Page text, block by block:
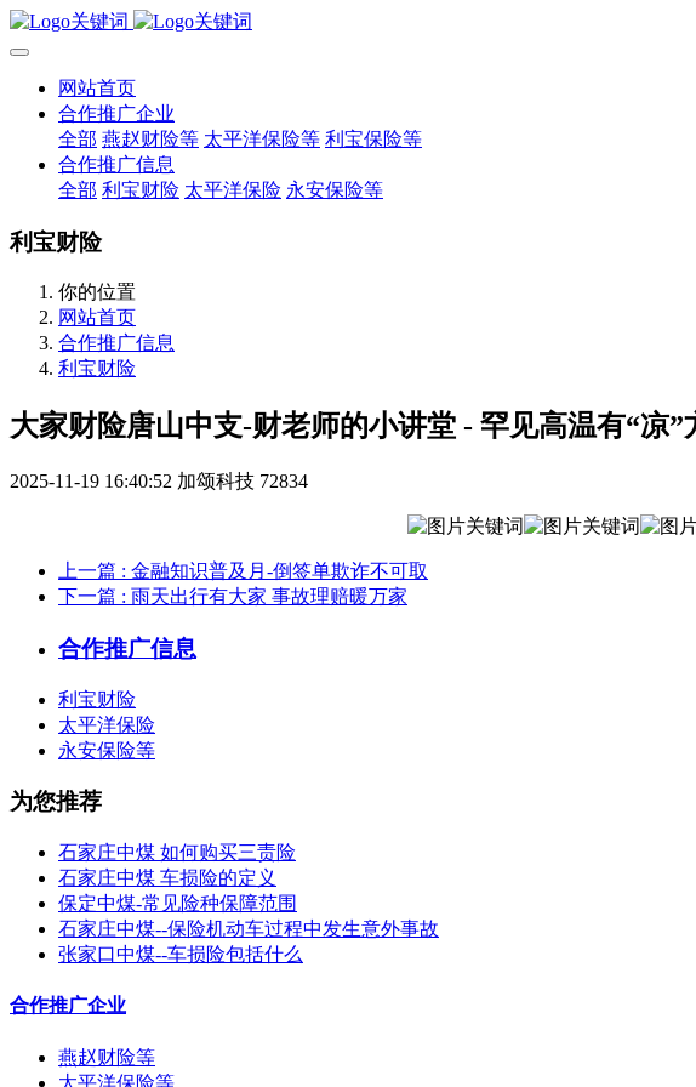
网站首页
合作推广企业
全部 燕赵财险等 太平洋保险等 利宝保险等
合作推广信息
全部 利宝财险 太平洋保险 永安保险等
利宝财险
你的位置
网站首页
合作推广信息
利宝财险
大家财险唐山中支-财老师的小讲堂 - 罕见高温有“凉”
2025-11-19 16:40:52 加颂科技 72834
上一篇 : 金融知识普及月-倒签单欺诈不可取
下一篇 : 雨天出行有大家 事故理赔暖万家
合作推广信息
利宝财险
太平洋保险
永安保险等
为您推荐
石家庄中煤 如何购买三责险
石家庄中煤 车损险的定义
保定中煤-常见险种保障范围
石家庄中煤--保险机动车过程中发生意外事故
张家口中煤--车损险包括什么
合作推广企业
燕赵财险等
太平洋保险等